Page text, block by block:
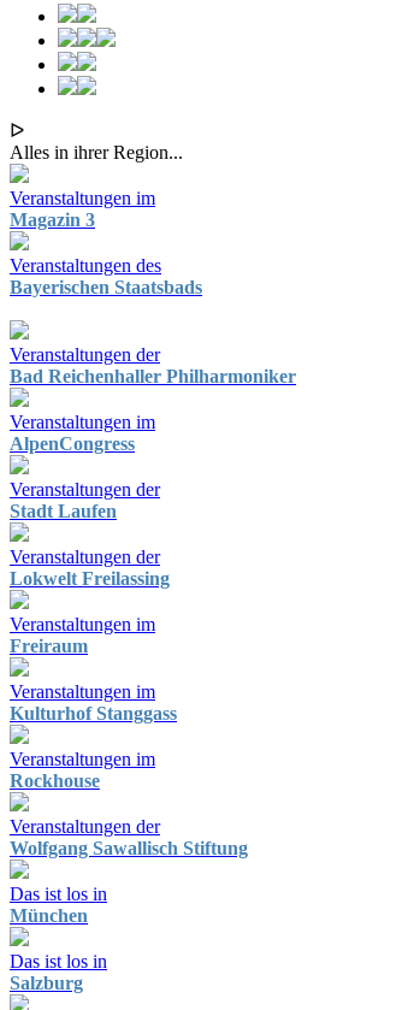
ᐅ
Alles in ihrer Region...
Veranstaltungen im
Magazin 3
Veranstaltungen des
Bayerischen Staatsbads
Veranstaltungen der
Bad Reichenhaller Philharmoniker
Veranstaltungen im
AlpenCongress
Veranstaltungen der
Stadt Laufen
Veranstaltungen der
Lokwelt Freilassing
Veranstaltungen im
Freiraum
Veranstaltungen im
Kulturhof Stanggass
Veranstaltungen im
Rockhouse
Veranstaltungen der
Wolfgang Sawallisch Stiftung
Das ist los in
München
Das ist los in
Salzburg